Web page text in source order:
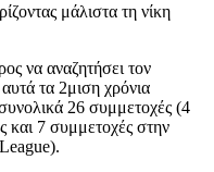
μάλιστα τη νίκη
να αναζητήσει τον
τα 2μιση χρόνια
26 συμμετοχές (4
και 7 συμμετοχές στην